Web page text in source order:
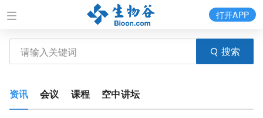
搜索
打开APP
资讯 会议 课程 空中讲坛